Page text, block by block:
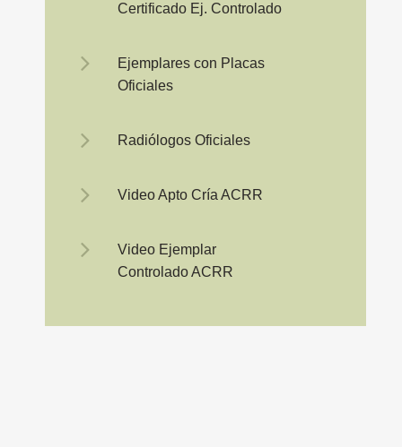
Certificado Ej. Controlado
Ejemplares con Placas
Oficiales
Radiólogos Oficiales
Video Apto Cría ACRR
Video Ejemplar
Controlado ACRR